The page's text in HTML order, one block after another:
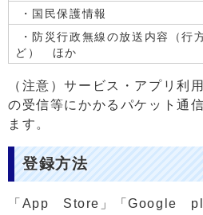
・国民保護情報
・防災行政無線の放送内容（行
ど） ほか
（注意）サービス・アプリ利
の受信等にかかるパケット通
ます。
登録方法
「App Store」「Google